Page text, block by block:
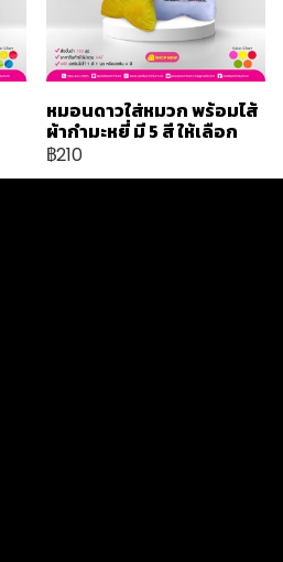
หมอนดาวใส่หมวก พร้อมไส้
ผ้ากำมะหยี่ มี 5 สี ให้เลือก
฿210